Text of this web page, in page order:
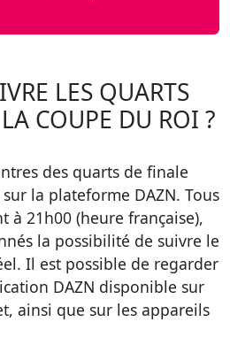
LES QUARTS
COUPE DU ROI ?
des quarts de finale
la plateforme DAZN. Tous
à 21h00 (heure française),
la possibilité de suivre le
Il est possible de regarder
DAZN disponible sur
ainsi que sur les appareils